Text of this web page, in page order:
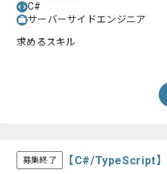
C#
サーバーサイドエンジニア
求めるスキル
募集終了 【C#/TypeScript